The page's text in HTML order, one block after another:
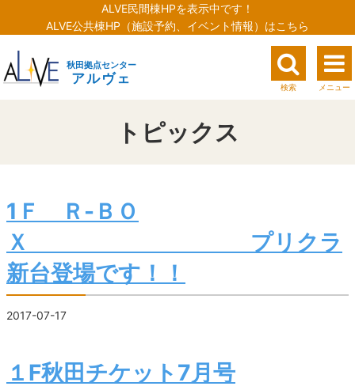
ALVE民間棟HPを表示中です！
ALVE公共棟HP（施設予約、イベント情報）はこちら
秋田拠点センター
アルヴェ
検索 メニュー
トピックス
1Ｆ Ｒ-ＢＯ
Ｘ プリクラ
新台登場です！！
2017-07-17
１F秋田チケット7月号